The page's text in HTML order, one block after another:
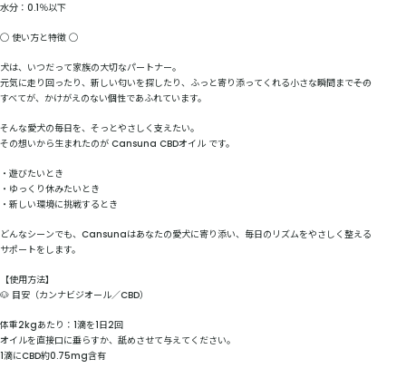
水分：0.1％以下
◯ 使い方と特徴 ◯
犬は、いつだって家族の大切なパートナー。
元気に走り回ったり、新しい匂いを探したり、ふっと寄り添ってくれる小さな瞬間まで――その
すべてが、かけがえのない個性であふれています。
そんな愛犬の毎日を、そっとやさしく支えたい。
その想いから生まれたのが Cansuna CBDオイル です。
・遊びたいとき
・ゆっくり休みたいとき
・新しい環境に挑戦するとき
どんなシーンでも、Cansunaはあなたの愛犬に寄り添い、毎日のリズムをやさしく整える
サポートをします。
【使用方法】
🐶 目安（カンナビジオール／CBD）
体重2kgあたり：1滴を1日2回
オイルを直接口に垂らすか、舐めさせて与えてください。
1滴にCBD約0.75mg含有